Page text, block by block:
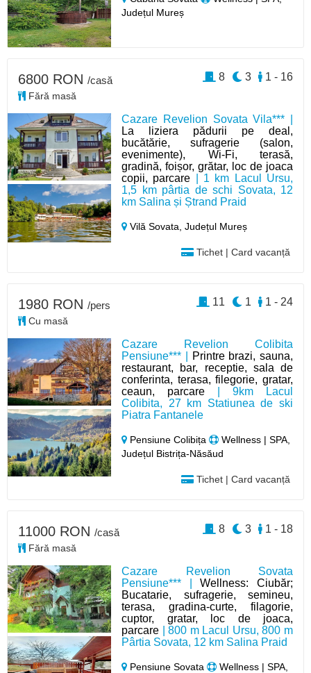
Județul Mureș
Cazare Revelion Sovata Vila*** |
La liziera pădurii pe deal,
bucătărie, sufragerie (salon,
evenimente), Wi-Fi, terasă,
gradină, foișor, grătar, loc de joaca
copii, parcare | 1 km Lacul Ursu,
1,5 km pârtia de schi Sovata, 12
km Salina și Ștrand Praid
Vilă Sovata,Județul Mureș
Tichet | Card vacanță
6800 RON /casă
Fără masă
1 - 16
3
8
Cazare Revelion Colibita
Pensiune*** |
Printre brazi, sauna,
restaurant, bar, receptie, sala de
conferinta, terasa, filegorie, gratar,
ceaun, parcare | 9km Lacul
Colibita, 27 km Statiunea de ski
Piatra Fantanele
Pensiune Colibița
Wellness | SPA,
Județul Bistrița-Năsăud
Tichet | Card vacanță
1980 RON /pers
Cu masă
1 - 24
1
11
Cazare Revelion Sovata
Pensiune*** |Wellness: Ciubăr;
Bucatarie, sufragerie, semineu,
terasa, gradina-curte, filagorie,
cuptor, gratar, loc de joaca,
parcare | 800 m Lacul Ursu, 800 m
Pârtia Sovata, 12 km Salina Praid
Pensiune Sovata
Wellness | SPA,
11000 RON /casă
Fără masă
1 - 18
3
8